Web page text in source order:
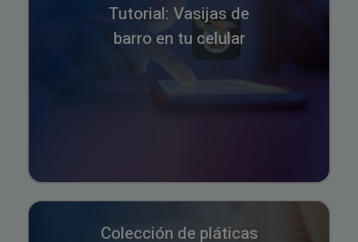
Tutorial: Vasijas de
barro en tu celular
Colección de pláticas